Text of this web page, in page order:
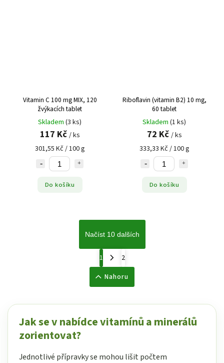
Vitamin C 100 mg MIX, 120
žvýkacích tablet
Skladem (3 ks)
117 Kč / ks
301,55 Kč / 100 g
Do košíku
Riboflavin (vitamin B2) 10 mg,
60 tablet
Skladem (1 ks)
72 Kč / ks
333,33 Kč / 100 g
Do košíku
Načíst 10 dalších
1
2
Nahoru
Jak se v nabídce vitamínů a minerálů
zorientovat?
Jednotlivé přípravky se mohou lišit počtem